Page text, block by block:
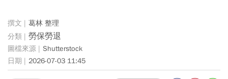
葛林 整理
勞保勞退
Shutterstock
2026-07-03 11:45